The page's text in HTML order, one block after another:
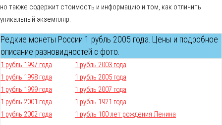
но также содержит стоимость и информацию и том, как отличить
уникальный экземпляр.
Редкие монеты России 1 рубль 2005 года. Цены и подробное
описание разновидностей с фото.
1 рубль 1997 года
1 рубль 1998 года
1 рубль 1999 года
1 рубль 2001 года
1 рубль 2002 года
1 рубль 2003 года
1 рубль 2005 года
1 рубль 2007 года
1 рубль 1921 года
1 рубль 100 лет рождения Ленина